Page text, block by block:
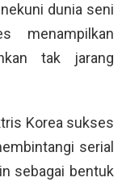
dunia seni
menampilkan
tak jarang
Korea sukses
serial
sebagai bentuk